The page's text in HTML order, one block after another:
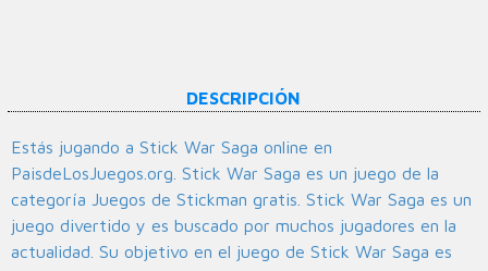
DESCRIPCIÓN
Estás jugando a Stick War Saga online en
PaisdeLosJuegos.org. Stick War Saga es un juego de la
categoría Juegos de Stickman gratis. Stick War Saga es un
juego divertido y es buscado por muchos jugadores en la
actualidad. Su objetivo en el juego de Stick War Saga es